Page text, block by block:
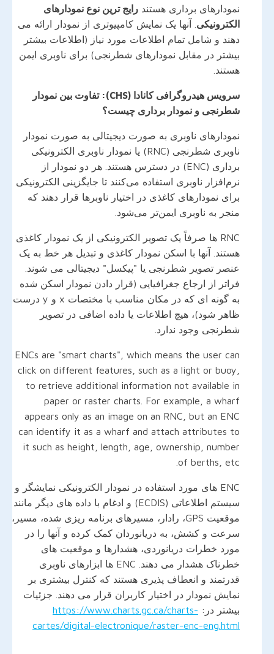
نمودارهای برداری هستند رایج ترین نوع نمودارهای
الکترونیکی . آنها یک نمایش کامپیوتری از نمودار ارائه می
دهند و شامل تمام اطلاعات مورد نیاز (اطلاعات بیشتر
بیشتر در مقابل نمودارهای شطرنجی) برای ناوبری ایمن
هستند.
سرویس هیدروگرافی کانادا (CHS): تفاوت بین نمودار
شطرنجی و نمودار برداری چیست؟
نمودارهای ناوبری به صورت دیجیتالی به صورت نمودار
ناوبری شطرنجی (RNC) یا نمودار ناوبری الکترونیکی
برداری (ENC) در دسترس هستند. هر دو نمودار از
نرم‌افزار ناوبری استفاده می‌کنند تا جایگزینی الکترونیکی
برای نمودارهای کاغذی در اختیار ناوبرها قرار دهند که
منجر به ناوبری ایمن‌تر می‌شود.
RNC ها صرفاً یک تصویر الکترونیکی از یک نمودار کاغذی
هستند. آنها با اسکن نمودار کاغذی و تبدیل هر خط به یک
عنصر تصویر شطرنجی یا "پیکسل" دیجیتالی می شوند.
فراتر از ارجاع جغرافیایی (قرار دادن نمودار اسکن شده
به گونه ای که در مکان مناسب با مختصات x و y درست
ظاهر شود)، هیچ اطلاعات یا داده اضافی در تصویر
شطرنجی وجود ندارد.
ENCs are "smart charts", which means the user can
click on different features, such as a light or buoy,
to retrieve additional information not available in
paper or raster charts. For example, a wharf
appears only as an image on an RNC, but an ENC
can identify it as a wharf and attach attributes to
it such as height, length, age, ownership, number
of berths, etc.
ENC های مورد استفاده در نمودار الکترونیکی نمایشگر و
سیستم اطلاعاتی (ECDIS) و ادغام با داده های دیگر مانند
موقعیت GPS، رادار، مسیرهای برنامه ریزی شده، مسیر،
سرعت و کشش، به دریانوردان کمک کرده و آنها را در
مورد خطرات دریانوردی، هشدارها و موقعیت های
خطرناک هشدار می دهند. ENC ها ابزارهای ناوبری
قدرتمند و انعطاف پذیری هستند که کنترل بیشتری بر
نمایش نمودار در اختیار کاربران قرار می دهند. جزئیات
بیشتر در: https://www.charts.gc.ca/charts-
cartes/digital-electronique/raster-enc-eng.html